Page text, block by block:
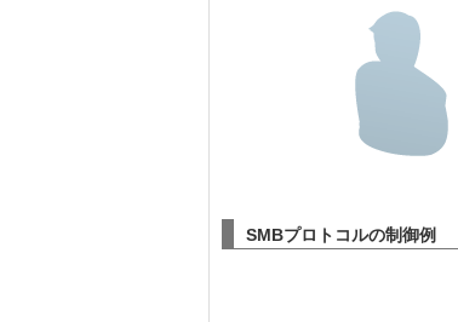
SMBプロトコルの制御例